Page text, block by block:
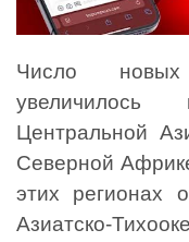
Число новых
Центральной
Северной
этих регионах
Азиатско-